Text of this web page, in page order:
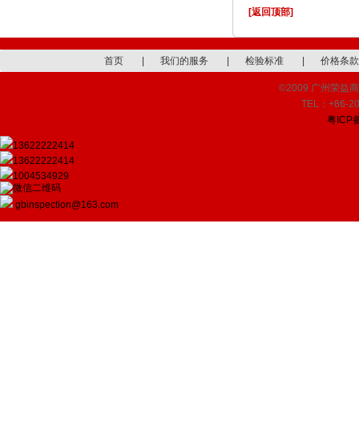
[返回顶部]
首页 我们的服务 检验标准 价格条款
©2009 广州荣益
TEL：+86-
粤ICP
13622222414
13622222414
1004534929
gbinspection@163.com